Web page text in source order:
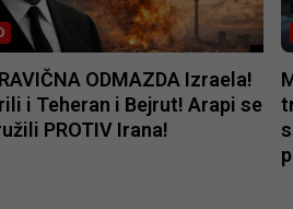
ODMAZDA Izraela!
i Teheran i Bejrut! Arapi se
PROTIV Irana!